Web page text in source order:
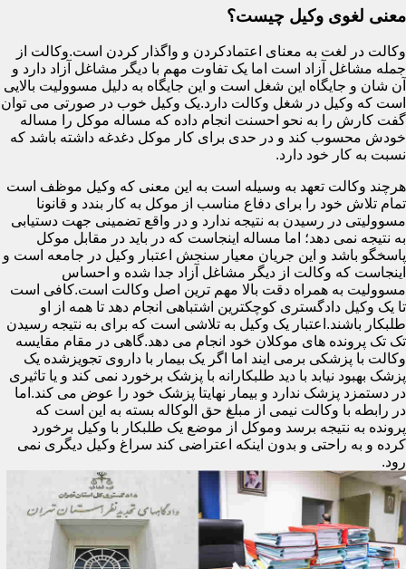
معنی لغوی وکیل چیست؟
وکالت در لغت به معنای اعتمادکردن و واگذار کردن است.وکالت از
جمله مشاغل آزاد است اما یک تفاوت مهم با دیگر مشاغل آزاد دارد و
آن شان و جایگاه این شغل است و این جایگاه به دلیل مسوولیت بالایی
است که وکیل در شغل وکالت دارد.یک وکیل خوب در صورتی می توان
گفت کارش را به نحو احسنت انجام داده که مساله موکل را مساله
خودش محسوب کند و در حدی برای کار موکل دغدغه داشته باشد که
نسبت به کار خود دارد.
هرچند وکالت تعهد به وسیله است به این معنی که وکیل موظف است
تمام تلاش خود را برای دفاع مناسب از موکل به کار بندد و قانونا
مسوولیتی در رسیدن به نتیجه ندارد و در واقع تضمینی جهت دستیابی
به نتیجه نمی دهد؛ اما مساله اینجاست که در باید در مقابل موکل
پاسخگو باشد و این جریان معیار سنجش اعتبار وکیل در جامعه است و
اینجاست که وکالت از دیگر مشاغل آزاد جدا شده و احساس
مسوولیت به همراه دقت بالا مهم ترین اصل وکالت است.کافی است
تا یک وکیل دادگستری کوچکترین اشتباهی انجام دهد تا همه از او
طلبکار باشند.اعتبار یک وکیل به تلاشی است که برای به نتیجه رسیدن
تک تک پرونده های موکلان خود انجام می دهد.گاهی در مقام مقایسه
وکالت با پزشکی برمی ایند اما اگر یک بیمار با داروی تجویزشده یک
پزشک بهبود نیابد با دید طلبکارانه با پزشک برخورد نمی کند و یا تاثیری
در دستمزد پزشک ندارد و بیمار نهایتا پزشک خود را عوض می کند.اما
در رابطه با وکالت نیمی از مبلغ حق الوکاله بسته به این است که
پرونده به نتیجه برسد وموکل از موضع یک طلبکار با وکیل برخورد
کرده و به راحتی و بدون اینکه اعتراضی کند سراغ وکیل دیگری نمی
رود.